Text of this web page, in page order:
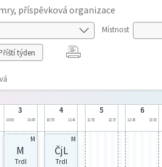
příspěvková organizace
Místnost
týden
3
10:00 10:45
4
10:55 11:40
5
11:50 12:35
6
12:45 13:30
M
M
Trdl
M
ČjL
Trdl